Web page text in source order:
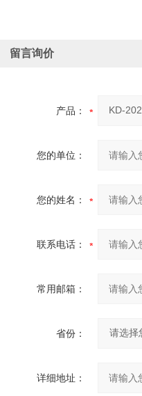
留言询价
产品：
您的单位：
您的姓名：
联系电话：
常用邮箱：
省份：
详细地址：